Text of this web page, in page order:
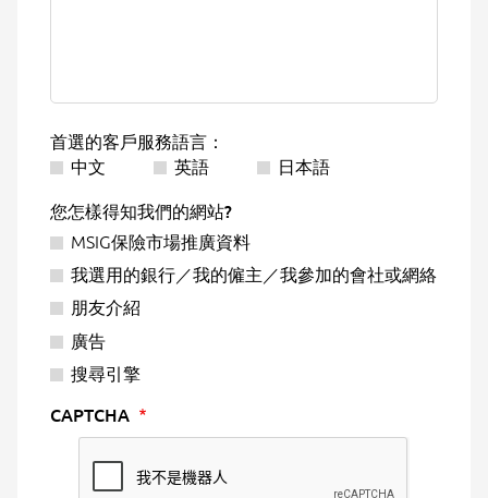
首選的客戶服務語言：
中文
英語 日本語
您怎樣得知我們的網站?
MSIG保險市場推廣資料
我選用的銀行／我的僱主／我參加的會社或網絡
朋友介紹
廣告
搜尋引擎
CAPTCHA